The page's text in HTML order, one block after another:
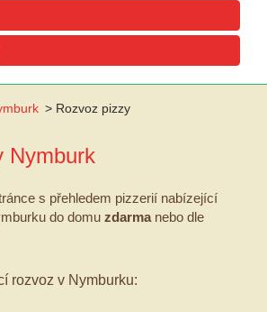
> Rozvoz pizzy
Nymburk
s přehledem pizzerií nabízející
do domu zdarmanebo dle
rozvoz v Nymburku: